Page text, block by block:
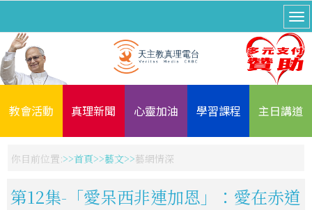
教會活動 真理新聞 心靈加油 學習課程 主日講道
你目前位置: 首頁 藝文 藝網情深
第12集-「愛呆西非連加恩」：愛在赤道